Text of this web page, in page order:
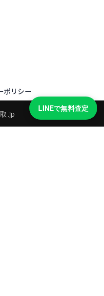
ポリシー
.jp
LINEで無料査定